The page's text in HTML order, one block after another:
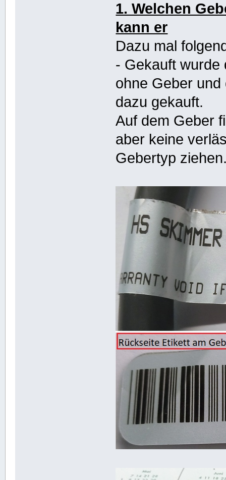
1. Welchen
kann er
Dazu mal
- Gekauft wurde
ohne Geber
dazu gekauft.
Auf dem Geber
aber keine
Gebertyp